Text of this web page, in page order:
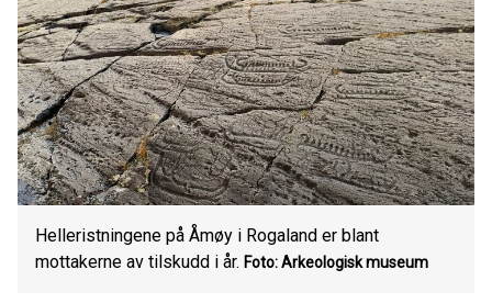
Helleristningene på Åmøy i Rogaland er blant
mottakerne av tilskudd i år. Foto: Arkeologisk museum